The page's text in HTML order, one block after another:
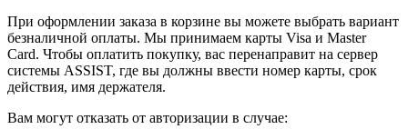
При оформлении заказа в корзине вы можете выбрать вариант
безналичной оплаты. Мы принимаем карты Visa и Master
Card. Чтобы оплатить покупку, вас перенаправит на сервер
системы ASSIST, где вы должны ввести номер карты, срок
действия, имя держателя.
Вам могут отказать от авторизации в случае: